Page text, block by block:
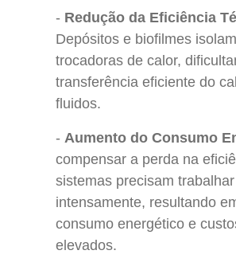
Redução da Eficiência
Depósitos e biofilmes
trocadoras de calor,
transferência eficiente do
fluidos.
Aumento do Consumo
compensar a perda na
sistemas precisam
intensamente, resultando
consumo energético e
elevados.